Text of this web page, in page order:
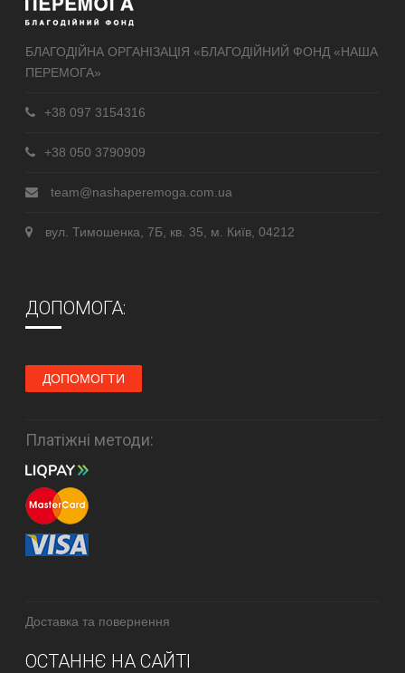
БЛАГОДІЙНА ОРГАНІЗАЦІЯ «БЛАГОДІЙНИЙ ФОНД «НАША
ПЕРЕМОГА»
+38 097 3154316
+38 050 3790909
team@nashaperemoga.com.ua
вул. Тимошенка, 7Б, кв. 35, м. Київ, 04212
ДОПОМОГА:
ДОПОМОГТИ
Платіжні методи:
Доставка та повернення
ОСТАННЄ НА САЙТІ